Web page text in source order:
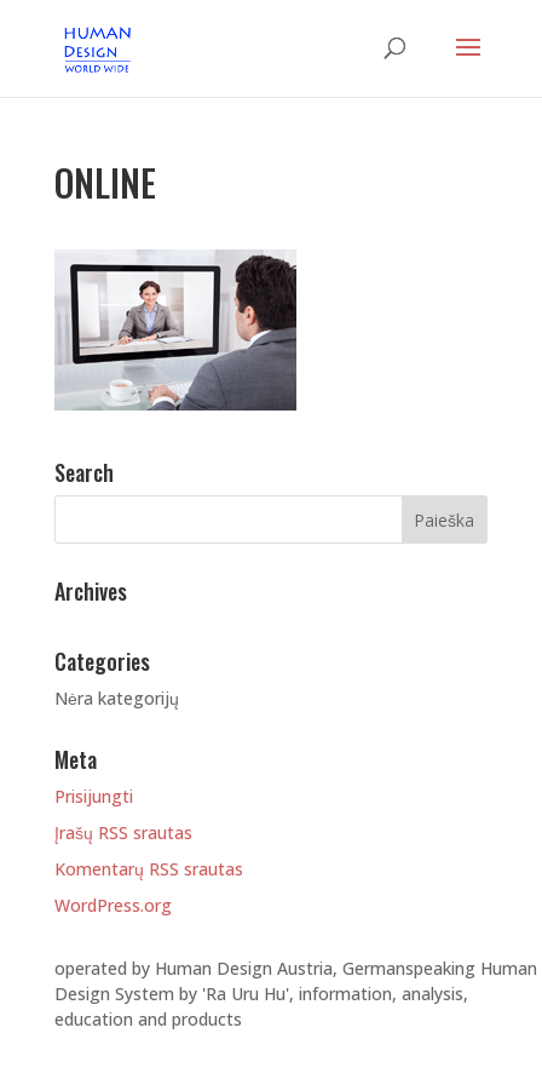
ONLINE
Search
Archives
Categories
Nėra kategorijų
Meta
Prisijungti
Įrašų RSS srautas
Komentarų RSS srautas
WordPress.org
operated by Human Design Austria, Germanspeaking Human
Design System by 'Ra Uru Hu', information, analysis,
education and products